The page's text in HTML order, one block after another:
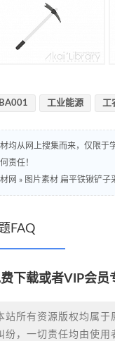
工业能源 工
均从网上搜集而来，仅限于
责任！
网 » 图片素材 扁平铁锹铲子
FAQ
下载或者VIP会员
站所有资源版权均属于
纷，一切责任均由使用